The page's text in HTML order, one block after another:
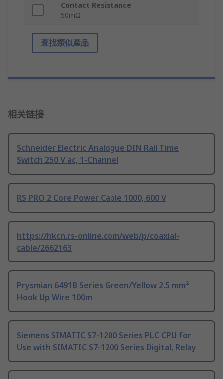
Contact Resistance
50mΩ
查找類似產品
相关链接
Schneider Electric Analogue DIN Rail Time
Switch 250 V ac, 1-Channel
RS PRO 2 Core Power Cable 1000, 600 V
https://hkcn.rs-online.com/web/p/coaxial-
cable/2662163
Prysmian 6491B Series Green/Yellow 2.5 mm²
Hook Up Wire 100m
Siemens SIMATIC S7-1200 Series PLC CPU for
Use with SIMATIC S7-1200 Series Digital, Relay